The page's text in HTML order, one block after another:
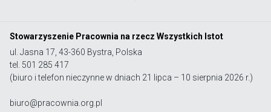
Stowarzyszenie Pracownia na rzecz Wszystkich Istot
ul. Jasna 17, 43-360 Bystra, Polska
tel. 501 285 417
(biuro i telefon nieczynne w dniach 21 lipca – 10 sierpnia 2026 r.)
biuro@pracownia.org.pl